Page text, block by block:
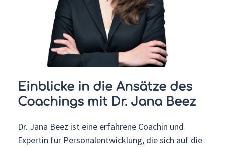
Einblicke in die Ansätze des
Coachings mit Dr. Jana Beez
Dr. Jana Beez ist eine erfahrene Coachin und
Expertin für Personalentwicklung, die sich auf die